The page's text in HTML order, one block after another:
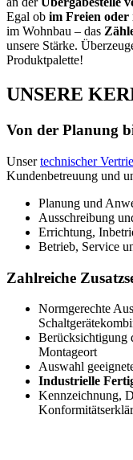
Egal ob im Freien
im Wohnbau – das
unsere Stärke.
Produktpalette!
UNSERE
Von der Planung
Unsertechnischer
Kundenbetreuung und
Planung und
Ausschreibung
Errichtung,
Betrieb, Service
Zahlreiche
Normgerechte
Berücksichtigung
Montageort
Auswahl
Industrielle
Kennzeichnung,